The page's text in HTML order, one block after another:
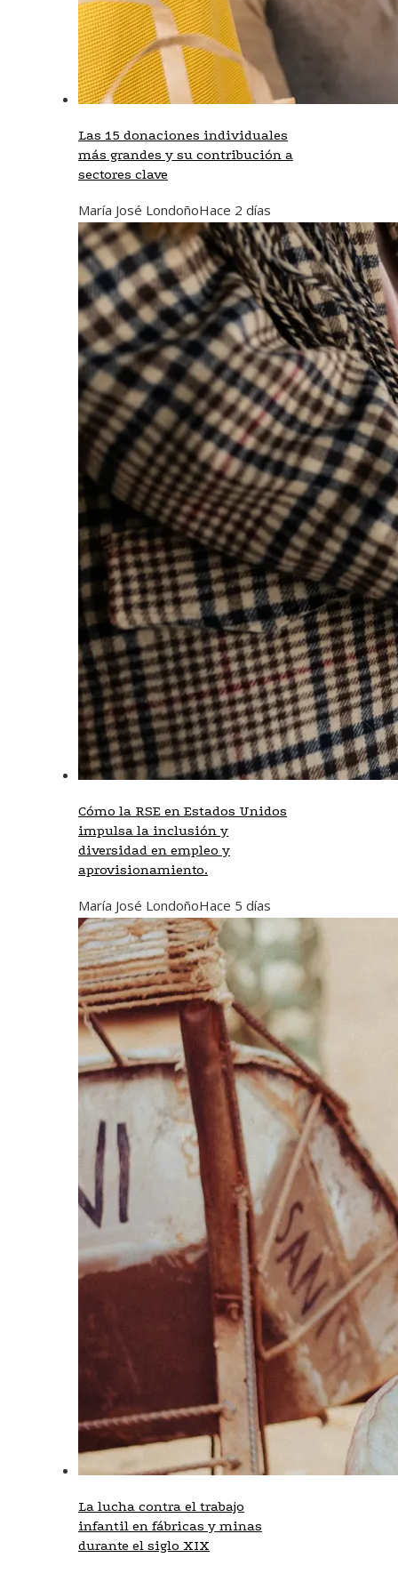
Las 15 donaciones individuales
más grandes y su contribución a
sectores clave
María José LondoñoHace 2 días
Cómo la RSE en Estados Unidos
impulsa la inclusión y
diversidad en empleo y
aprovisionamiento.
María José LondoñoHace 5 días
La lucha contra el trabajo
infantil en fábricas y minas
durante el siglo XIX